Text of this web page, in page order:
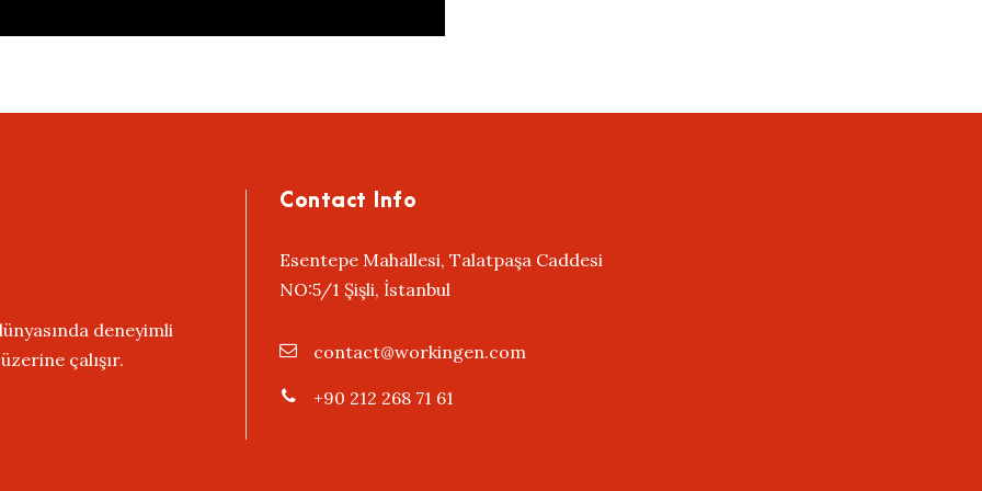
deneyimli
çalışır.
Contact Info
Esentepe Mahallesi, Talatpaşa Caddesi
NO:5/1 Şişli, İstanbul
contact@workingen.com
+90 212 268 71 61